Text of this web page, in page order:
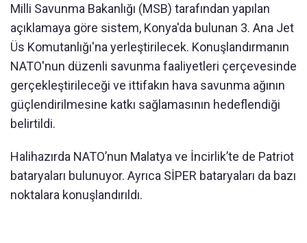
Milli Savunma Bakanlığı (MSB) tarafından yapılan
açıklamaya göre sistem, Konya'da bulunan 3. Ana Jet
Üs Komutanlığı'na yerleştirilecek. Konuşlandırmanın
NATO'nun düzenli savunma faaliyetleri çerçevesinde
gerçekleştirileceği ve ittifakın hava savunma ağının
güçlendirilmesine katkı sağlamasının hedeflendiği
belirtildi.
Halihazırda NATO’nun Malatya ve İncirlik’te de Patriot
bataryaları bulunuyor. Ayrıca SİPER bataryaları da bazı
noktalara konuşlandırıldı.